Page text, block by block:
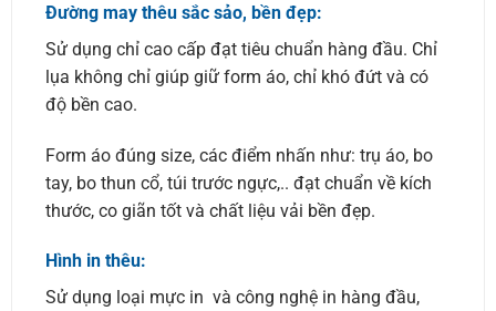
Đường may thêu sắc sảo, bền đẹp:
Sử dụng chỉ cao cấp đạt tiêu chuẩn hàng đầu. Chỉ
lụa không chỉ giúp giữ form áo, chỉ khó đứt và có
độ bền cao.
Form áo đúng size, các điểm nhấn như: trụ áo, bo
tay, bo thun cổ, túi trước ngực,.. đạt chuẩn về kích
thước, co giãn tốt và chất liệu vải bền đẹp.
Hình in thêu:
Sử dụng loại mực in và công nghệ in hàng đầu,